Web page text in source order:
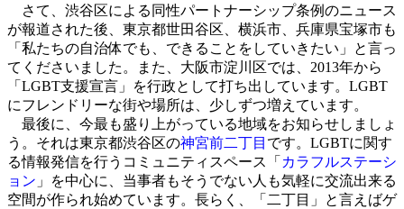
さて、渋谷区による同性パートナーシップ条例のニュース
が報道された後、東京都世田谷区、横浜市、兵庫県宝塚市も
「私たちの自治体でも、できることをしていきたい」と言っ
てくださいました。また、大阪市淀川区では、2013年から
「LGBT支援宣言」を行政として打ち出しています。LGBT
にフレンドリーな街や場所は、少しずつ増えています。
最後に、今最も盛り上がっている地域をお知らせしましょ
う。それは東京都渋谷区の神宮前二丁目 です。LGBTに関す
る情報発信を行うコミュニティスペース「 カラフルステーシ
ョン 」を中心に、当事者もそうでない人も気軽に交流出来る
空間が作られ始めています。長らく、「二丁目」と言えばゲ